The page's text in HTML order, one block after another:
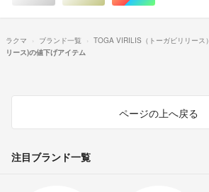
ラクマ ブランド一覧 TOGA VIRILIS（トーガビリリース）
リース)の値下げアイテム
ページの上へ戻る
注目ブランド一覧